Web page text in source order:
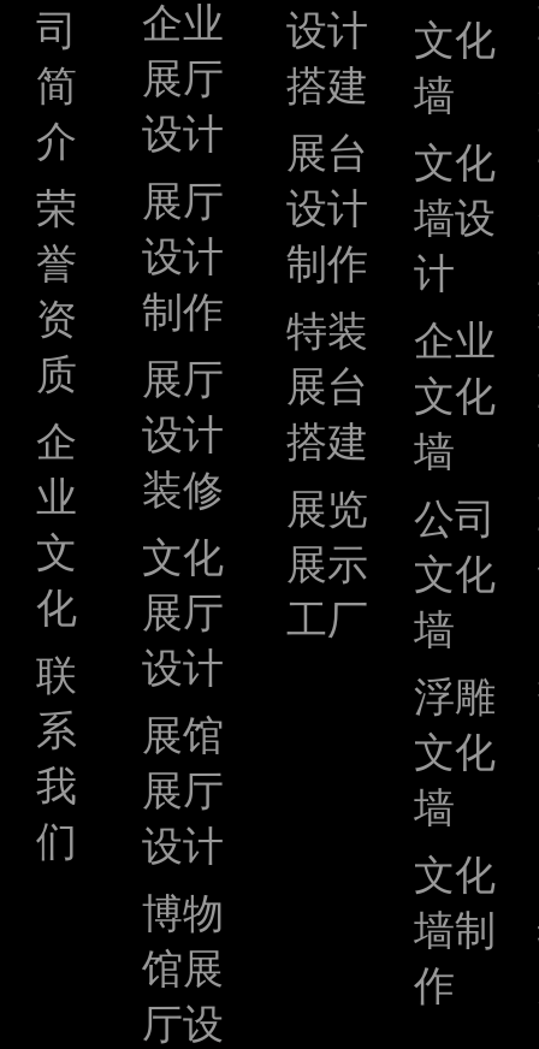
司
简
介
荣
誉
资
质
企
业
文
化
联
系
我
们
企业
展厅
设计
展厅
设计
制作
展厅
设计
装修
文化
展厅
设计
展馆
展厅
设计
博物
馆展
厅设
设计
搭建
展台
设计
制作
特装
展台
搭建
展览
展示
工厂
文化
墙
文化
墙设
计
企业
文化
墙
公司
文化
墙
浮雕
文化
墙
文化
墙制
作